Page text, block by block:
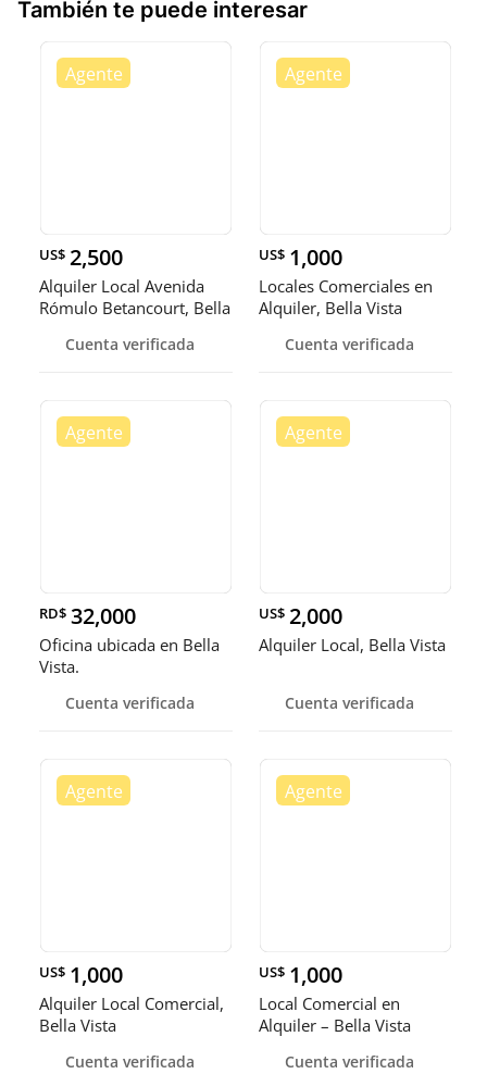
También te puede interesar
US$ 2,500
Alquiler Local Avenida
Rómulo Betancourt, Bella
Cuenta verificada
US$ 1,000
Locales Comerciales en
Alquiler, Bella Vista
Cuenta verificada
RD$ 32,000
Oficina ubicada en Bella
Vista.
Cuenta verificada
US$ 2,000
Alquiler Local, Bella Vista
Cuenta verificada
US$ 1,000
Alquiler Local Comercial,
Bella Vista
Cuenta verificada
US$ 1,000
Local Comercial en
Alquiler – Bella Vista
Cuenta verificada